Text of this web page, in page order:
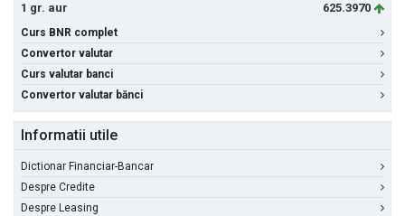
1 gr. aur
625.3970
Curs BNR complet
Convertor valutar
Curs valutar banci
Convertor valutar bănci
Informatii utile
Dictionar Financiar-Bancar
Despre Credite
Despre Leasing